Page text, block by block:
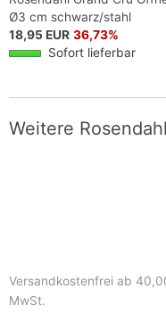
Ø3 cm schwarz/stahl
18,95 EUR 36,73%
Sofort lieferbar
Weitere
Versandkostenfrei ab
MwSt.